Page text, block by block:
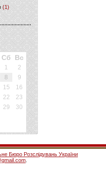
(1)
Сб Вс
1
2
8
9
15
16
22
23
29
30
Бюро Розслідувань України